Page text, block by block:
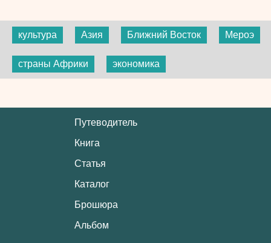
культура Азия Ближний Восток Мероэ
страны Африки экономика
Путеводитель
Книга
Статья
Каталог
Брошюра
Альбом